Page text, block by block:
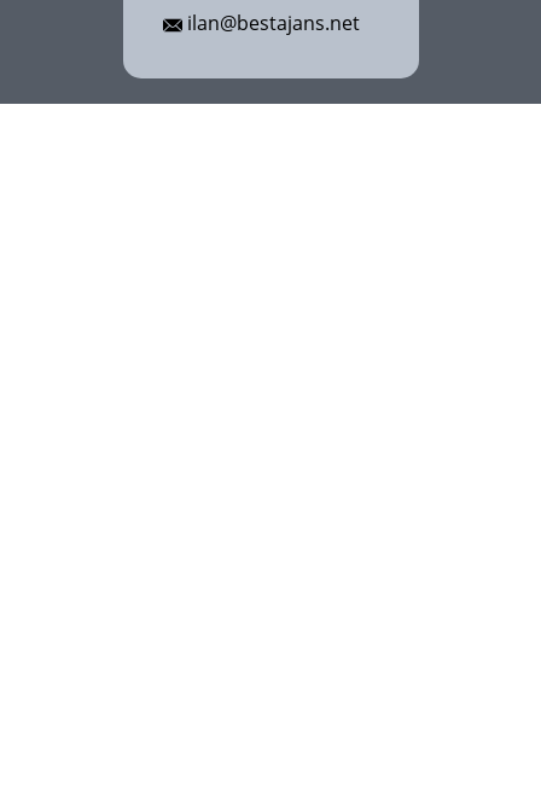
ilan@bestajans.net